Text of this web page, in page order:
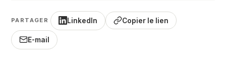
PARTAGER LinkedIn Copier le lien
E-mail